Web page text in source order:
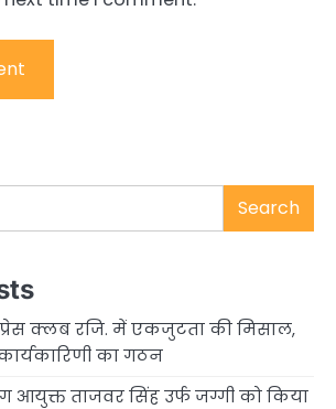
Search
क्लब रजि. में एकजुटता की मिसाल,
का गठन
आयुक्त ताजवर सिंह उर्फ जग्गी को किया